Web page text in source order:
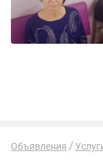
Объявления